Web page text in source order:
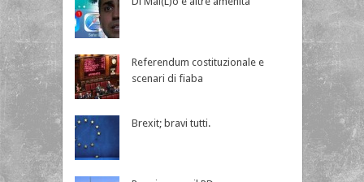
Referendum costituzionale e
scenari di fiaba
Brexit; bravi tutti.